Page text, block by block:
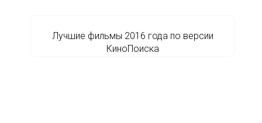
Лучшие фильмы 2016 года по версии
КиноПоиска